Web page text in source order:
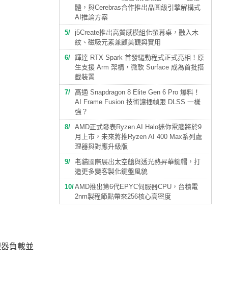
負載並
體，與Cerebras合作推出晶圓級引擎解構式
AI推論方案
5
j5Create推出高質感模組化螢幕桌，融入木
紋、磁吸元素兼顧美觀與實用
6
輝達 RTX Spark 首發驅動程式正式亮相！原
生支援 Arm 架構，微軟 Surface 成為首批搭
載裝置
7
高通 Snapdragon 8 Elite Gen 6 Pro 爆料！
AI Frame Fusion 技術讓插幀跟 DLSS 一樣
強？
8
AMD正式發表Ryzen AI Halo迷你電腦將於9
月上市，未來將推Ryzen AI 400 Max系列處
理器與對應升級版
9
老貓國際展出太空艙與透光熱昇華鍵帽，打
造更多變客製化鍵盤風貌
10 AMD推出第6代EPYC伺服器CPU，台積電
2nm製程節點帶來256核心高密度